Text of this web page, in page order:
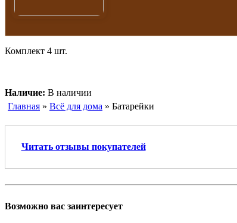
Комплект 4 шт.
Наличие: В наличии
Главная » Всё для дома » Батарейки
Читать отзывы покупателей
Возможно вас заинтересует